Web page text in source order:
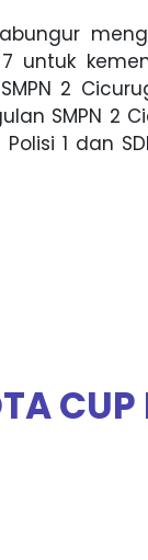
untuk
2
SMPN 2
1 dan
CUP